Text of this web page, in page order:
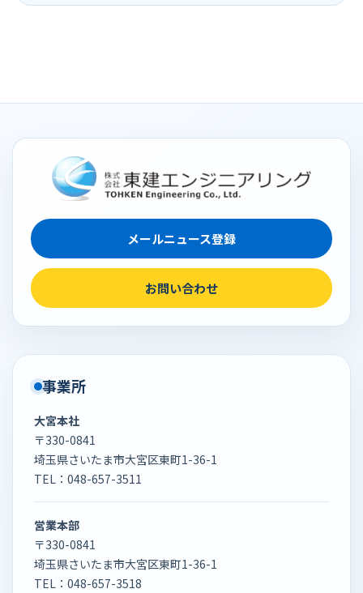
メールニュース登録
お問い合わせ
事業所
大宮本社
〒330-0841
埼玉県さいたま市大宮区東町1-36-1
TEL： 048-657-3511
営業本部
〒330-0841
埼玉県さいたま市大宮区東町1-36-1
TEL： 048-657-3518